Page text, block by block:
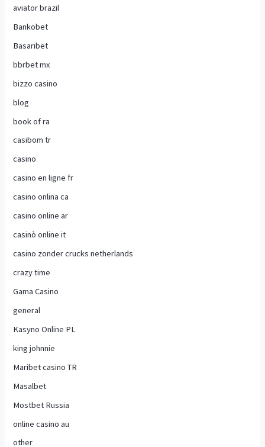
aviator brazil
Bankobet
Basaribet
bbrbet mx
bizzo casino
blog
book of ra
casibom tr
casino
casino en ligne fr
casino onlina ca
casino online ar
casinò online it
casino zonder crucks netherlands
crazy time
Gama Casino
general
Kasyno Online PL
king johnnie
Maribet casino TR
Masalbet
Mostbet Russia
online casino au
other